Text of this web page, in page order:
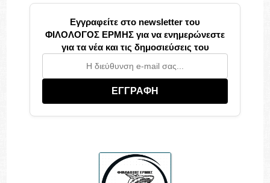
Εγγραφείτε στο newsletter του
ΦΙΛΟΛΟΓΟΣ ΕΡΜΗΣ για να ενημερώνεστε
για τα νέα και τις δημοσιεύσεις του
ΕΓΓΡΑΦΗ